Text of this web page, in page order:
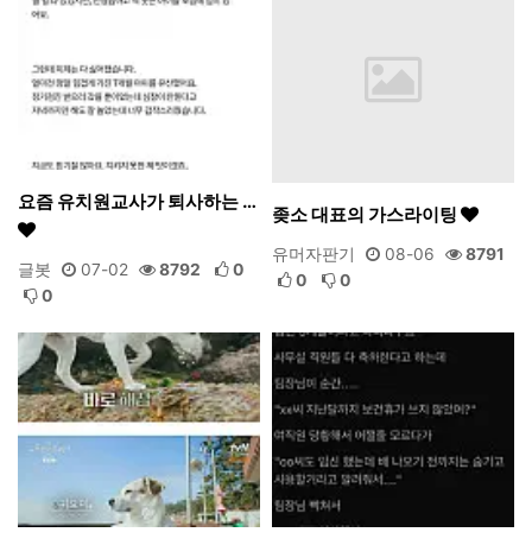
요즘 유치원교사가 퇴사하는 …
글봇 07-02 8792
0
0
좆소 대표의 가스라이팅
유머자판기 08-06
8791
0
0